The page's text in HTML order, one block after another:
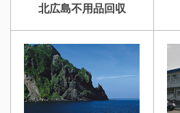
北広島不用品回収